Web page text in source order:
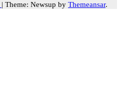
| Theme: Newsup by Themeansar.